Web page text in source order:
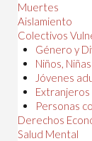
Muertes
Aislamiento
Colectivos
Género y
Niños,
Jóvenes
Personas
Derechos
Salud Mental